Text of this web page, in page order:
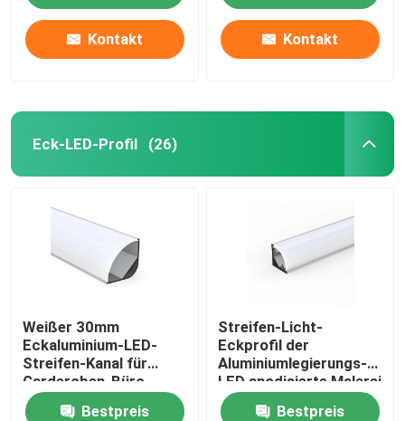
Kontakt Kontakt
Eck-LED-Profil (26)
Weißer 30mm
Eckaluminium-LED-
Streifen-Kanal für
Garderoben-Büro
Bestpreis
Streifen-Licht-
Eckprofil der
Aluminiumlegierungs-
LED anodisierte Malerei
für Innen
Bestpreis